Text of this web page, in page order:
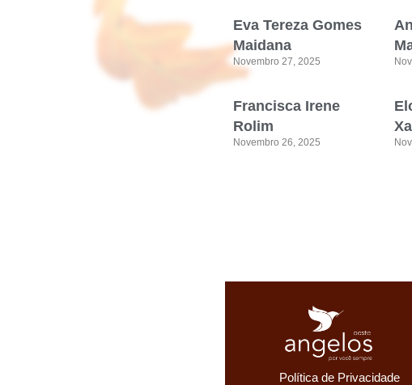
Eva Tereza Gomes
Maidana
Novembro 27, 2025
Francisca Irene
Rolim
Novembro 26, 2025
Política de Privacidade